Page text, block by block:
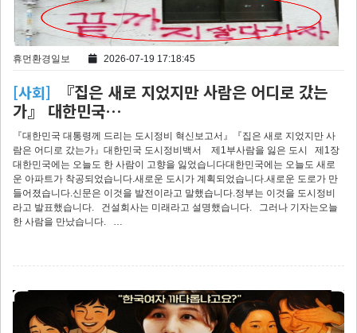
휴먼환경일보 2026-07-19 17:18:45
[사회]
『집은 새로 지었지만 사람은 어디로 갔는
가』 대한민국…
『대한민국 대통령께 드리는 도시정비 혁신보고서』『집은 새로 지었지만 사
람은 어디로 갔는가』대한민국 도시정비백서 제1부사람을 잃은 도시 제1장
대한민국에는 오늘도 한 사람이 고향을 잃었습니다대한민국에는 오늘도 새로
운 아파트가 착공되었습니다.새로운 도시가 계획되었습니다.새로운 도로가 만
들어졌습니다.신문은 이것을 발전이라고 말했습니다.정부는 이것을 도시정비
라고 발표했습니다. 건설회사는 미래라고 설명했습니다. 그러나 기자는오늘
한 사람을 만났습니다. …